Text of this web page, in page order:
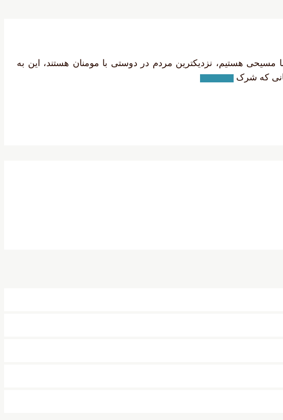
است. چکیده: کسانى که گفتند: ما مسیحی هستیم، نزدیکترین مردم در دوستى با مومنان هستند، این به
که شرک